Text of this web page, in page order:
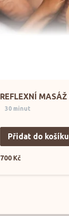
REFLEXNÍ MASÁŽ
30 minut
Přidat do košíku
700 Kč